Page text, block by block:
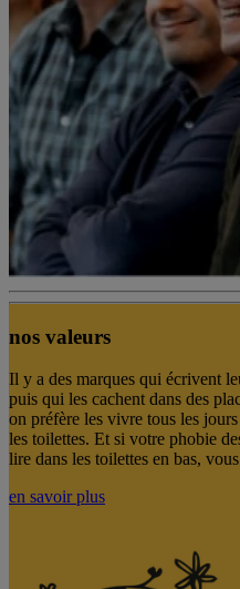
nos valeurs
Il y a des marques qui écrivent
puis qui les cachent dans des
on préfère les vivre tous les
les toilettes. Et si votre phobie
lire dans les toilettes en bas,
en savoir plus